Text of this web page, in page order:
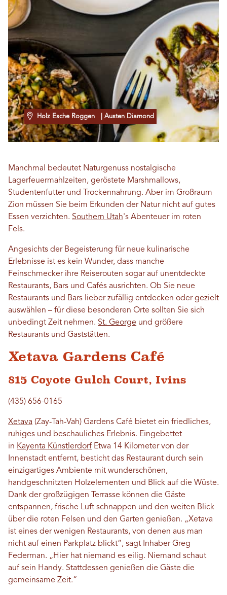
Holz Esche Roggen | Austen Diamond
Manchmal bedeutet Naturgenuss nostalgische
Lagerfeuermahlzeiten, geröstete Marshmallows,
Studentenfutter und Trockennahrung. Aber im Großraum
Zion müssen Sie beim Erkunden der Natur nicht auf gutes
Essen verzichten. Southern Utah's Abenteuer im roten
Fels.
Angesichts der Begeisterung für neue kulinarische
Erlebnisse ist es kein Wunder, dass manche
Feinschmecker ihre Reiserouten sogar auf unentdeckte
Restaurants, Bars und Cafés ausrichten. Ob Sie neue
Restaurants und Bars lieber zufällig entdecken oder gezielt
auswählen – für diese besonderen Orte sollten Sie sich
unbedingt Zeit nehmen. St. George und größere
Restaurants und Gaststätten.
Xetava Gardens Café
815 Coyote Gulch Court, Ivins
(435) 656-0165
Xetava (Zay-Tah-Vah) Gardens Café bietet ein friedliches,
ruhiges und beschauliches Erlebnis. Eingebettet
in Kayenta Künstlerdorf Etwa 14 Kilometer von der
Innenstadt entfernt, besticht das Restaurant durch sein
einzigartiges Ambiente mit wunderschönen,
handgeschnitzten Holzelementen und Blick auf die Wüste.
Dank der großzügigen Terrasse können die Gäste
entspannen, frische Luft schnappen und den weiten Blick
über die roten Felsen und den Garten genießen. „Xetava
ist eines der wenigen Restaurants, von denen aus man
nicht auf einen Parkplatz blickt“, sagt Inhaber Greg
Federman. „Hier hat niemand es eilig. Niemand schaut
auf sein Handy. Stattdessen genießen die Gäste die
gemeinsame Zeit.“